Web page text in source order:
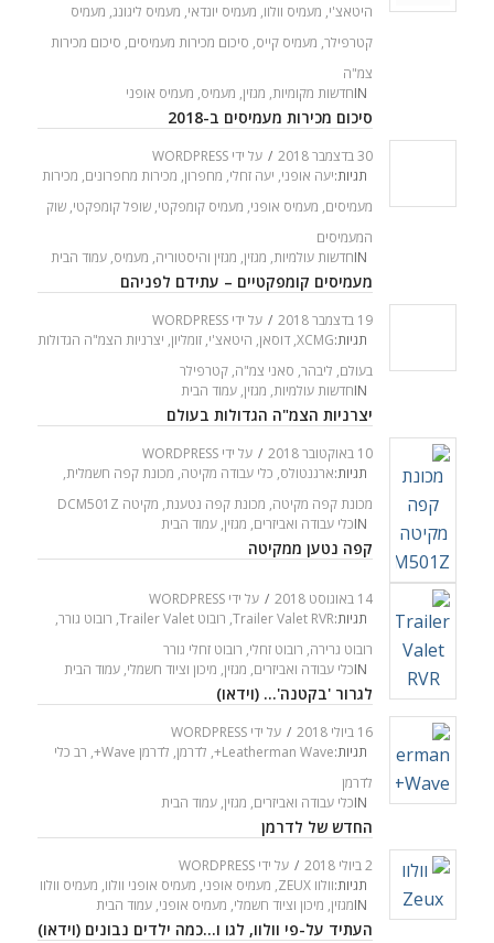
INחדשות מקומיות, מגזין, מעמיס, מעמיס אופני
היטאצ'י, מעמיס וולוו, מעמיס יונדאי, מעמיס ליגונג, מעמיס
קטרפילר, מעמיס קייס, סיכום מכירות מעמיסים, סיכום מכירות
צמ"ה
סיכום מכירות מעמיסים ב-2018
30 בדצמבר 2018 / על ידי WORDPRESS
INחדשות עולמיות, מגזין, מגזין והיסטוריה, מעמיס, עמוד הבית
תגיות:יעה אופני, יעה זחלי, מחפרון, מכירות מחפרונים, מכירות
מעמיסים, מעמיס אופני, מעמיס קומפקטי, שופל קומפקטי, שוק
המעמיסים
מעמיסים קומפקטיים – עתידם לפניהם
19 בדצמבר 2018 / על ידי WORDPRESS
INחדשות עולמיות, מגזין, עמוד הבית
תגיות:XCMG
, דוסאן, היטאצ'י, זומליון, יצרניות הצמ"ה הגדולות
בעולם, ליבהר, סאני צמ"ה, קטרפילר
יצרניות הצמ"ה הגדולות בעולם
10 באוקטובר 2018 / על ידי WORDPRESS
INכלי עבודה ואביזרים, מגזין, עמוד הבית
תגיות:ארגנטולס, כלי עבודה מקיטה, מכונת קפה חשמלית,
מכונת קפה מקיטה, מכונת קפה נטענת, מקיטה DCM501Z
קפה נטען ממקיטה
14 באוגוסט 2018 / על ידי WORDPRESS
INכלי עבודה ואביזרים, מגזין, מיכון וציוד חשמלי, עמוד הבית
תגיות:Trailer Valet RVR
, רובוט Trailer Valet , רובוט גורר,
רובוט גרירה, רובוט זחלי, רובוט זחלי גורר
לגרור 'בקטנה'… (וידאו)
16 ביולי 2018 / על ידי WORDPRESS
INכלי עבודה ואביזרים, מגזין, עמוד הבית
תגיות:Leatherman Wave+
, לדרמן, לדרמן Wave+ , רב כלי
לדרמן
החדש של לדרמן
2 ביולי 2018 / על ידי WORDPRESS
INמגזין, מיכון וציוד חשמלי, מעמיס אופני, עמוד הבית
תגיות:וולוו ZEUX , מעמיס אופני, מעמיס אופני וולוו, מעמיס וולוו
העתיד על-פי וולוו, לגו ו…כמה ילדים נבונים (וידאו)